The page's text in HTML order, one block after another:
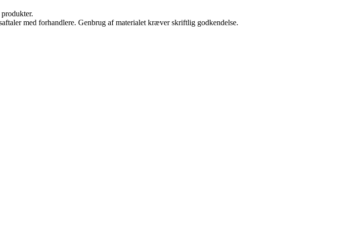
med forhandlere. Genbrug af materialet kræver skriftlig godkendelse.